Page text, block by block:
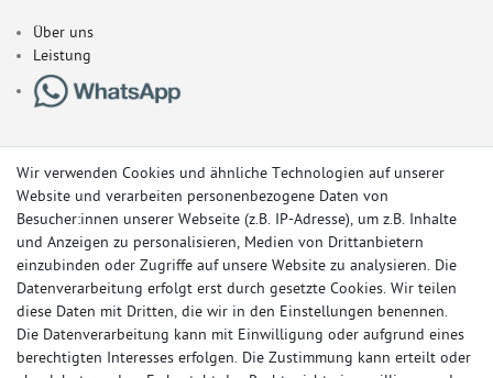
Über uns
Leistung
© Copyright 2026 Sportauspuff-Store.de - Alle Rechte vorbehalten.
Wir verwenden Cookies und ähnliche Technologien auf unserer
Website und verarbeiten personenbezogene Daten von
Besucher:innen unserer Webseite (z.B. IP-Adresse), um z.B. Inhalte
und Anzeigen zu personalisieren, Medien von Drittanbietern
einzubinden oder Zugriffe auf unsere Website zu analysieren. Die
Datenverarbeitung erfolgt erst durch gesetzte Cookies. Wir teilen
diese Daten mit Dritten, die wir in den Einstellungen benennen.
Die Datenverarbeitung kann mit Einwilligung oder aufgrund eines
berechtigten Interesses erfolgen. Die Zustimmung kann erteilt oder